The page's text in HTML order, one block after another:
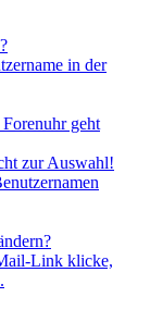
in der
geht
zur Auswahl!
Link klicke,